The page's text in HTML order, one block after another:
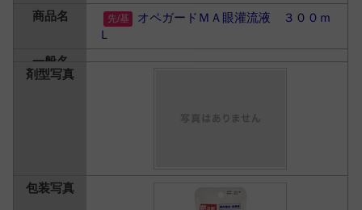
オペガードＭＡ眼灌流液 ３００ｍ
Ｌ